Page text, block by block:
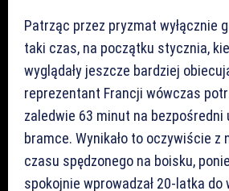
Patrząc przez pryzmat wyłącznie
taki czas, na początku stycznia,
wyglądały jeszcze bardziej
reprezentant Francji wówczas
zaledwie 63 minut na bezpośredni
bramce. Wynikało to oczywiście z
czasu spędzonego na boisku,
spokojnie wprowadzał 20-latka